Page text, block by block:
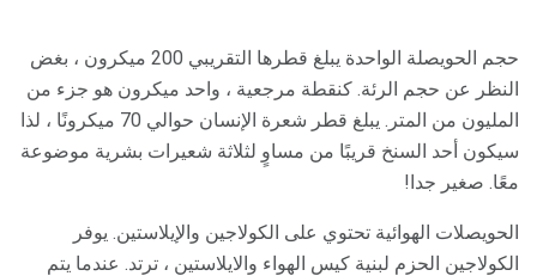
حجم الحويصلة الواحدة يبلغ قطرها التقريبي 200 ميكرون ، بغض
النظر عن حجم الرئة. كنقطة مرجعية ، واحد ميكرون هو جزء من
المليون من المتر. يبلغ قطر شعرة الإنسان حوالي 70 ميكرونًا ، لذا
سيكون أحد السنخ قريبًا من مساوٍ لثلاثة شعيرات بشرية موضوعة
معًا. صغير جدا!
الحويصلات الهوائية تحتوي على الكولاجين والإيلاستين. يوفر
الكولاجين الحزم لبنية كيس الهواء والايلاستين ، ترتد. عندما يتم